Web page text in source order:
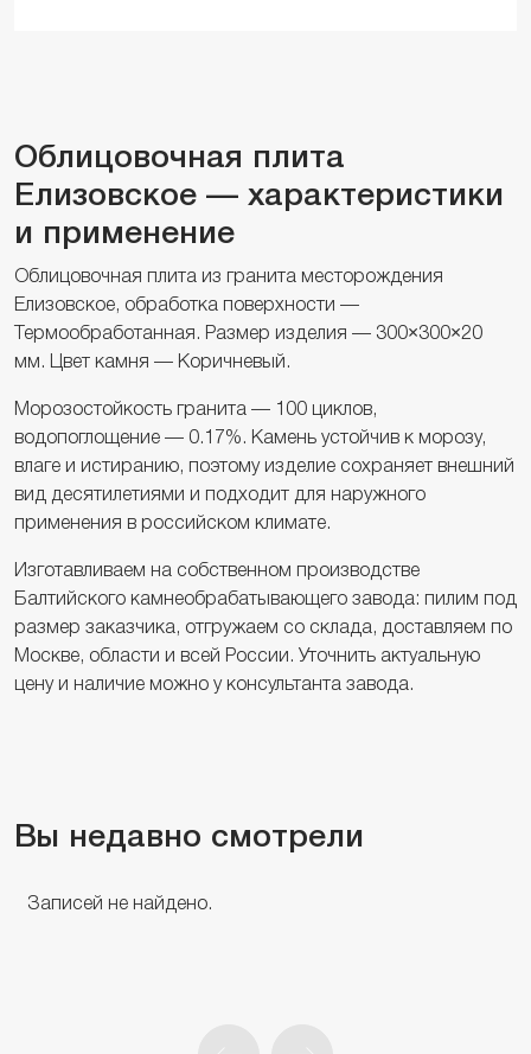
Облицовочная плита
Елизовское — характеристики
и применение
Облицовочная плита из гранита месторождения
Елизовское, обработка поверхности —
Термообработанная. Размер изделия — 300×300×20
мм. Цвет камня — Коричневый.
Морозостойкость гранита — 100 циклов,
водопоглощение — 0.17%. Камень устойчив к морозу,
влаге и истиранию, поэтому изделие сохраняет внешний
вид десятилетиями и подходит для наружного
применения в российском климате.
Изготавливаем на собственном производстве
Балтийского камнеобрабатывающего завода: пилим под
размер заказчика, отгружаем со склада, доставляем по
Москве, области и всей России. Уточнить актуальную
цену и наличие можно у консультанта завода.
Вы недавно смотрели
Записей не найдено.